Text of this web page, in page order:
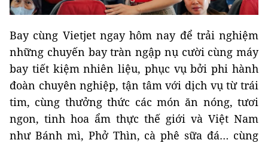
Bay cùng Vietjet ngay hôm nay để trải nghiệm
những chuyến bay tràn ngập nụ cười cùng máy
bay tiết kiệm nhiên liệu, phục vụ bởi phi hành
đoàn chuyên nghiệp, tận tâm với dịch vụ từ trái
tim, cùng thưởng thức các món ăn nóng, tươi
ngon, tinh hoa ẩm thực thế giới và Việt Nam
như Bánh mì, Phở Thìn, cà phê sữa đá… cùng